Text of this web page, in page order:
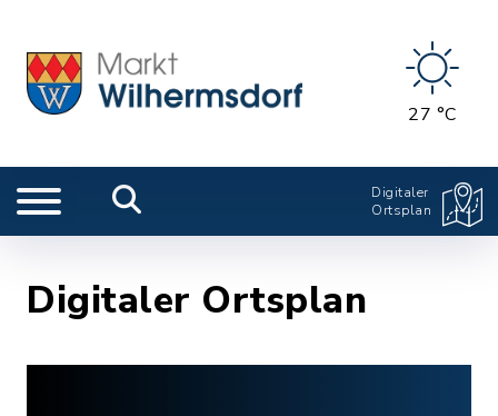
27 °C
Digitaler
Ortsplan
Digitaler Ortsplan